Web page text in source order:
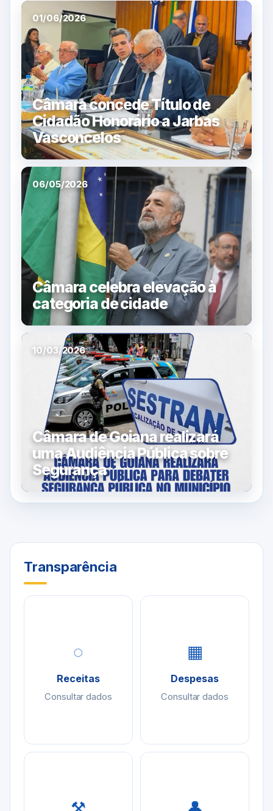
01/06/2026
Câmara concede Título de
Cidadão Honorário a Jarbas
Vasconcelos
06/05/2026
Câmara celebra elevação à
categoria de cidade
10/03/2026
Câmara de Goiana realizará
uma Audiência Pública sobre
Segurança
Transparência
◌
Receitas
Consultar dados
▦
Despesas
Consultar dados